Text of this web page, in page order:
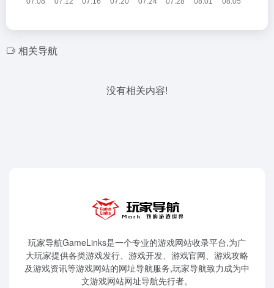
相关导航
没有相关内容!
玩家导航GameLinks是一个专业的游戏网站收录平台,为广
大玩家提供各类游戏发行、游戏开发、游戏官网、游戏攻略
及游戏资讯等游戏网站的网址导航服务,玩家导航致力成为中
文游戏网站网址导航先行者。